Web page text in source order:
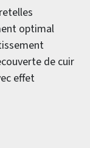
optimal
de cuir
effet